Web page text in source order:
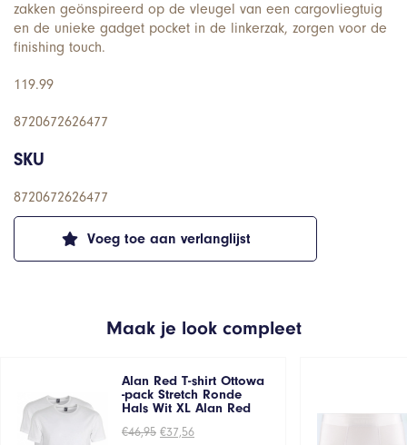
Voeg toe aan verlanglijst
zakken geönspireerd op de vleugel van een cargovliegtuig
en de unieke gadget pocket in de linkerzak, zorgen voor de
finishing touch.
119.99
8720672626477
SKU
8720672626477
Maak je look compleet
Alan Red T-shirt Ottowa
-pack Stretch Ronde
Hals Wit XL Alan Red
€46,95 Oorspronkelijke
€37,56Huidige